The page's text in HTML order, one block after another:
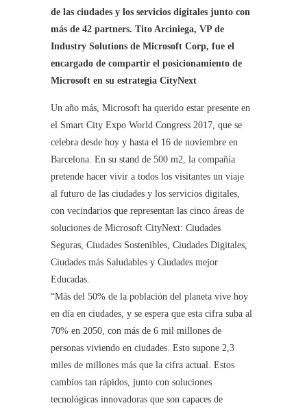
de las ciudades y los servicios digitales junto con
más de 42 partners. Tito Arciniega, VP de
Industry Solutions de Microsoft Corp, fue el
encargado de compartir el posicionamiento de
Microsoft en su estrategia CityNext
Un año más, Microsoft ha querido estar presente en
el Smart City Expo World Congress 2017, que se
celebra desde hoy y hasta el 16 de noviembre en
Barcelona. En su stand de 500 m2, la compañía
pretende hacer vivir a todos los visitantes un viaje
al futuro de las ciudades y los servicios digitales,
con vecindarios que representan las cinco áreas de
soluciones de Microsoft CityNext: Ciudades
Seguras, Ciudades Sostenibles, Ciudades Digitales,
Ciudades más Saludables y Ciudades mejor
Educadas.
“Más del 50% de la población del planeta vive hoy
en día en ciudades, y se espera que esta cifra suba al
70% en 2050, con más de 6 mil millones de
personas viviendo en ciudades. Esto supone 2,3
miles de millones más que la cifra actual. Estos
cambios tan rápidos, junto con soluciones
tecnológicas innovadoras que son capaces de